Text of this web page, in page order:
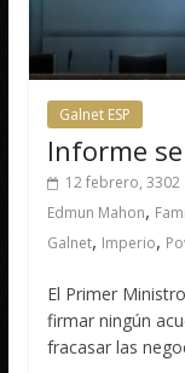
Galnet ESP
Informe
12 febrero, 3302
Edmun Mahon,
Galnet, Imperio,
El Primer
firmar ningún
fracasar las